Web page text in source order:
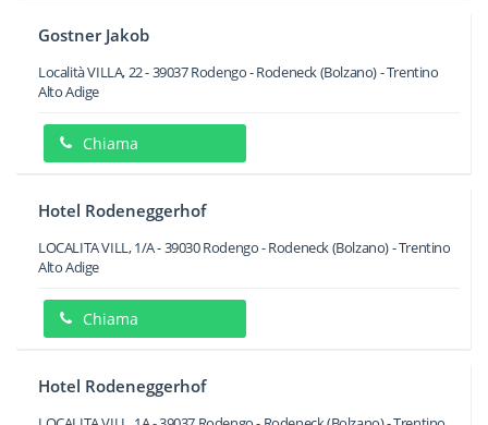
Gostner Jakob
Località VILLA, 22-39037Rodengo - Rodeneck(Bolzano) -Trentino
Alto Adige
Chiama
Hotel Rodeneggerhof
LOCALITA VILL, 1/A-39030Rodengo - Rodeneck(Bolzano) -Trentino
Alto Adige
Chiama
Hotel Rodeneggerhof